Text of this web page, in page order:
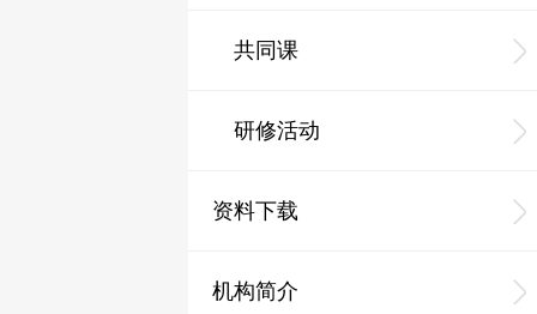
共同课
研修活动
资料下载
机构简介